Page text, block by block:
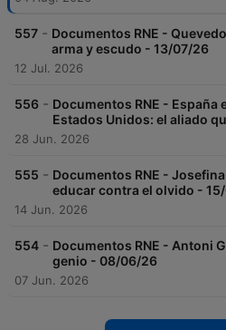
557 - Documentos RNE -
arma y escudo - 13/07/26
12 Jul. 2026
556 - Documentos RNE - España
Estados Unidos: el aliado
28 Jun. 2026
555 - Documentos RNE -
educar contra el olvido -
14 Jun. 2026
554 - Documentos RNE - Antoni
genio - 08/06/26
07 Jun. 2026